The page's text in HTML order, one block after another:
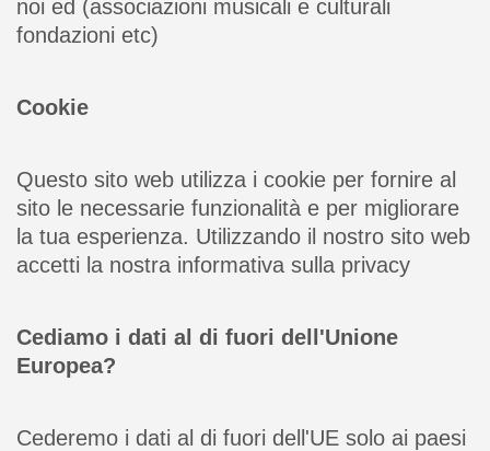
noi ed (associazioni musicali e culturali
fondazioni etc)
Cookie
Questo sito web utilizza i cookie per fornire al
sito le necessarie funzionalità e per migliorare
la tua esperienza. Utilizzando il nostro sito web
accetti la nostra informativa sulla privacy
Cediamo i dati al di fuori dell'Unione
Europea?
Cederemo i dati al di fuori dell'UE solo ai paesi